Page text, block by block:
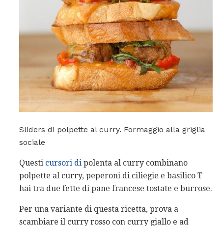
Sliders di polpette al curry. Formaggio alla griglia
sociale
Questi cursori di polenta al curry combinano
polpette al curry, peperoni di ciliegie e basilico T
hai tra due fette di pane francese tostate e burrose.
Per una variante di questa ricetta, prova a
scambiare il curry rosso con curry giallo e ad